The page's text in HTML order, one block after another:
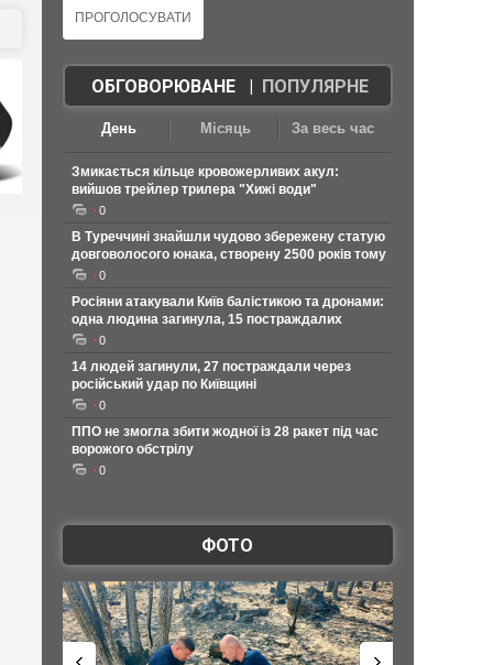
ОБГОВОРЮВАНЕ| ПОПУЛЯРНЕ
День Місяць За весь час
Змикається кільце кровожерливих акул:
вийшов трейлер трилера "Хижі води"
0
В Туреччині знайшли чудово збережену статую
довговолосого юнака, створену 2500 років тому
0
Росіяни атакували Київ балістикою та дронами:
одна людина загинула, 15 постраждалих
0
14 людей загинули, 27 постраждали через
російський удар по Київщині
0
ППО не змогла збити жодної із 28 ракет під час
ворожого обстрілу
0
ФОТО